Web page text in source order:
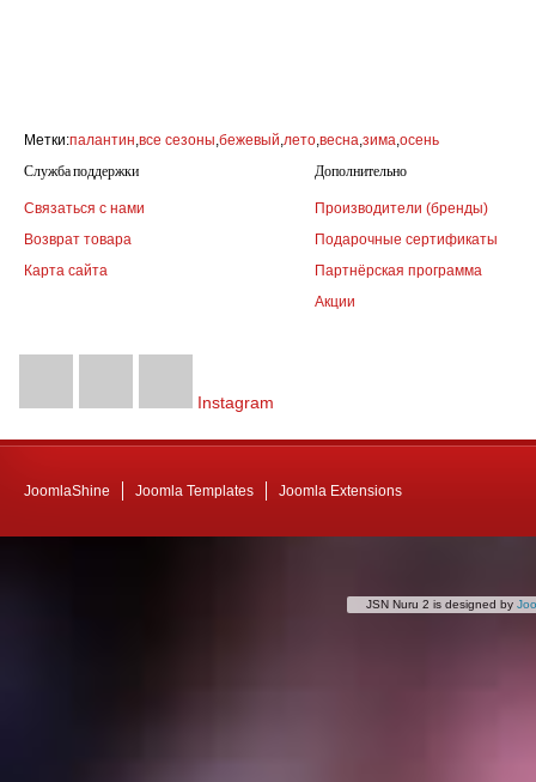
Метки:палантин,все сезоны,бежевый,лето,весна,зима,осень
Служба поддержки
Связаться с нами
Возврат товара
Карта сайта
Дополнительно
Производители (бренды)
Подарочные сертификаты
Партнёрская программа
Акции
Instagram
JoomlaShine Joomla Templates Joomla Extensions
JSN Nuru 2 is designed by